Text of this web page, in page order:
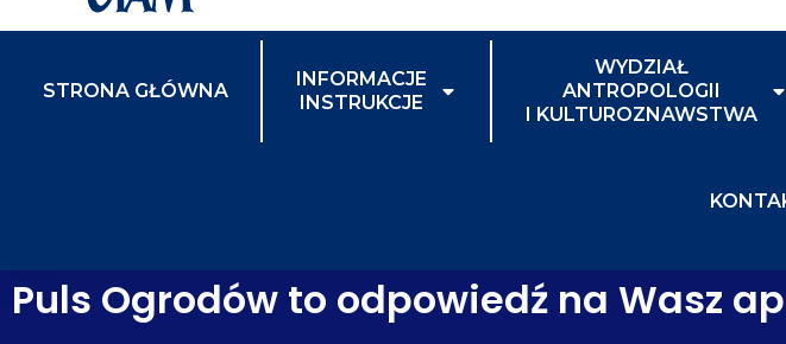
STRONA GŁÓWNA
INFORMACJE
INSTRUKCJE
WYDZIAŁ
ANTROPOLOGII
I KULTUROZNAWSTWA
Puls Ogrodów to odpowiedź na Wasz